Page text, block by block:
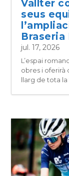
Vallter
seus
Braseria
jul. 17, 2026
L’espai
obres i oferirà
llarg de tota la